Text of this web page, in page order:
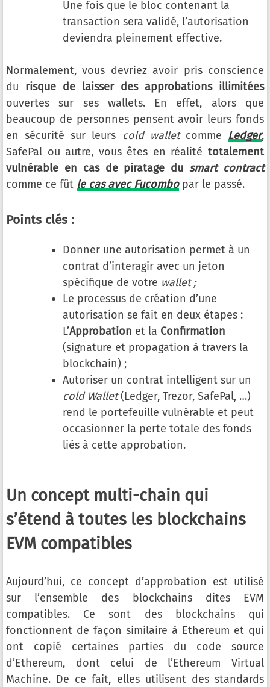
Une fois que le bloc contenant la
transaction sera validé, l’autorisation
deviendra pleinement effective.
Normalement, vous devriez avoir pris conscience
du risque de laisser des approbations illimitées
ouvertes sur ses wallets. En effet, alors que
beaucoup de personnes pensent avoir leurs fonds
en sécurité sur leurs cold walletcomme Ledger,
SafePal ou autre, vous êtes en réalité totalement
vulnérable en cas de piratage dusmart contract
comme ce fût le cas avec Fucombopar le passé.
Points clés :
Donner une autorisation permet à un
contrat d’interagir avec un jeton
spécifique de votre wallet ;
Le processus de création d’une
autorisation se fait en deux étapes :
L’Approbation et la Confirmation
(signature et propagation à travers la
blockchain) ;
Autoriser un contrat intelligent sur un
cold Wallet(Ledger, Trezor, SafePal, …)
rend le portefeuille vulnérable et peut
occasionner la perte totale des fonds
liés à cette approbation.
Un concept multi-chain qui
s’étend à toutes les blockchains
EVM compatibles
Aujourd’hui, ce concept d’approbation est utilisé
sur l’ensemble des blockchains dites EVM
compatibles. Ce sont des blockchains qui
fonctionnent de façon similaire à Ethereum et qui
ont copié certaines parties du code source
d’Ethereum, dont celui de l’Ethereum Virtual
Machine. De ce fait, elles utilisent des standards